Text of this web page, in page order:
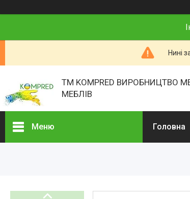
Нині
ТМ KOMPRED ВИРОБНИЦТВО
МЕБЛІВ
Меню Головна